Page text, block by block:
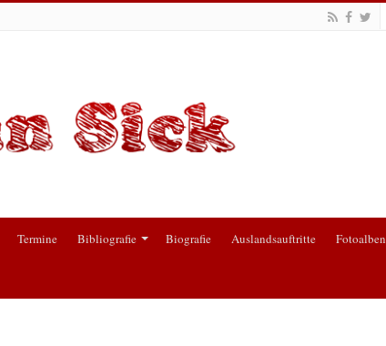
Termine Bibliografie Biografie Auslandsauftritte Fotoalben